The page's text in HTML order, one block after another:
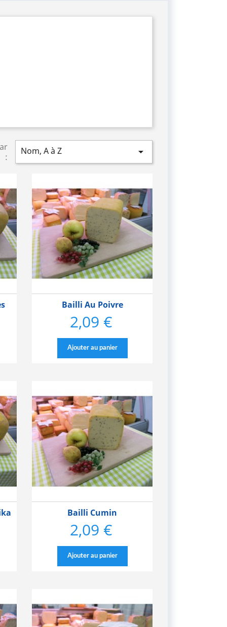
:
Nom, A à Z 
Bailli Au Poivre
Prix
2,09 €
Ajouter au panier
Bailli Cumin
Prix
2,09 €
Ajouter au panier